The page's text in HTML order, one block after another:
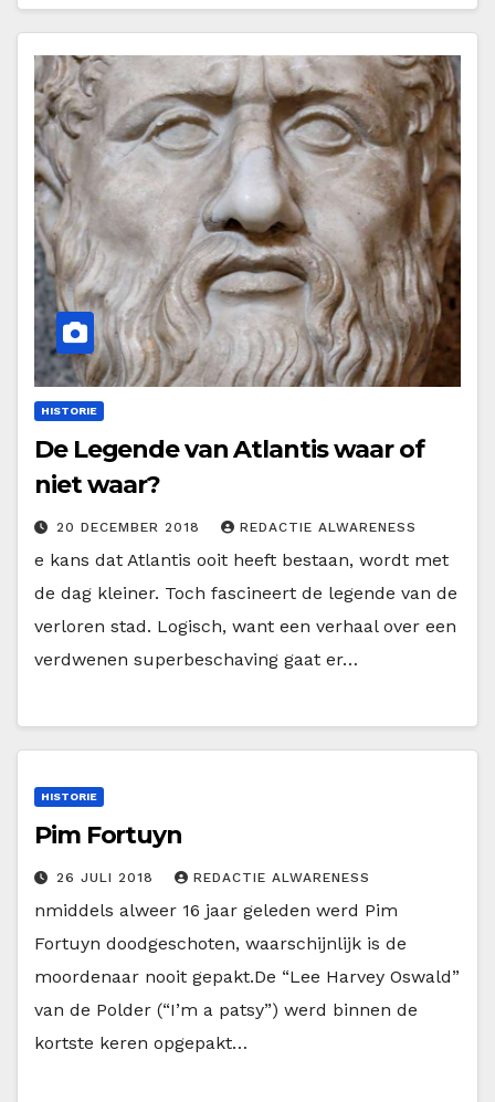
HISTORIE
De Legende van Atlantis waar of
niet waar?
20 DECEMBER 2018 REDACTIE ALWARENESS
e kans dat Atlantis ooit heeft bestaan, wordt met
de dag kleiner. Toch fascineert de legende van de
verloren stad. Logisch, want een verhaal over een
verdwenen superbeschaving gaat er…
HISTORIE
Pim Fortuyn
26 JULI 2018 REDACTIE ALWARENESS
nmiddels alweer 16 jaar geleden werd Pim
Fortuyn doodgeschoten, waarschijnlijk is de
moordenaar nooit gepakt.De “Lee Harvey Oswald”
van de Polder (“I’m a patsy”) werd binnen de
kortste keren opgepakt…